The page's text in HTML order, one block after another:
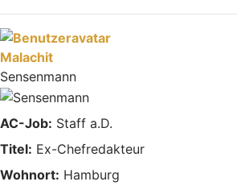
Malachit
Sensenmann
AC-Job: Staff a.D.
Titel: Ex-Chefredakteur
Wohnort: Hamburg